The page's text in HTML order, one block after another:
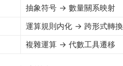
抽象符号 → 數量關系映射
運算規則内化 → 跨形式轉換
複雜運算 → 代數工具遷移